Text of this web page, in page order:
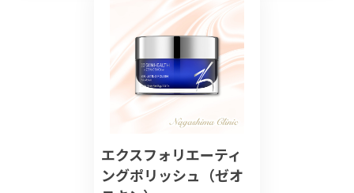
エクスフォリエーティ
ングポリッシュ（ゼオ